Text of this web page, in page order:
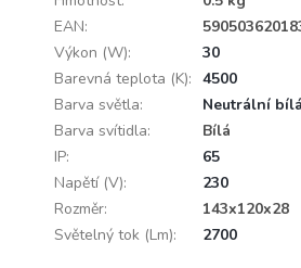
EAN:
Výkon (W):
30
Barevná teplota (K): 4500
Barva světla:
Neutrální bílá
Barva svítidla:
Bílá
IP:
65
Napětí (V):
230
Rozměr:
143x120x28
Světelný tok (Lm): 2700